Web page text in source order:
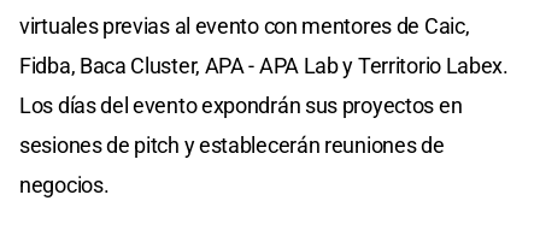
virtuales previas al evento con mentores de Caic,
Fidba, Baca Cluster, APA - APA Lab y Territorio Labex.
Los días del evento expondrán sus proyectos en
sesiones de pitch y establecerán reuniones de
negocios.